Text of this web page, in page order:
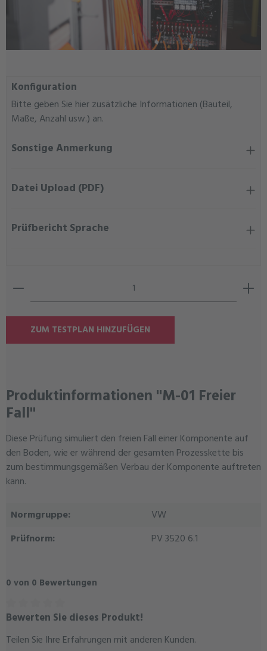
Konfiguration
Bitte geben Sie hier zusätzliche Informationen (Bauteil,
Maße, Anzahl usw.) an.
Sonstige Anmerkung
Datei Upload (PDF)
Prüfbericht Sprache
Produkt Anzahl: Gib den gewünschten Wert ein oder
ZUM TESTPLAN HINZUFÜGEN
Produktinformationen "M-01 Freier
Fall"
Diese Prüfung simuliert den freien Fall einer Komponente auf
den Boden, wie er während der gesamten Prozesskette bis
zum bestimmungsgemäßen Verbau der Komponente auftreten
kann.
Normgruppe:
VW
Prüfnorm:
PV 3520 6.1
0 von 0 Bewertungen
Durchschnittliche Bewertung von 0 von 5 Sternen
Bewerten Sie dieses Produkt!
Teilen Sie Ihre Erfahrungen mit anderen Kunden.